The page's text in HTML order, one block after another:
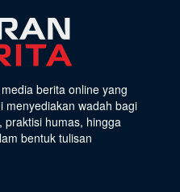
berita online yang
menyediakan wadah bagi
praktisi humas, hingga
bentuk tulisan